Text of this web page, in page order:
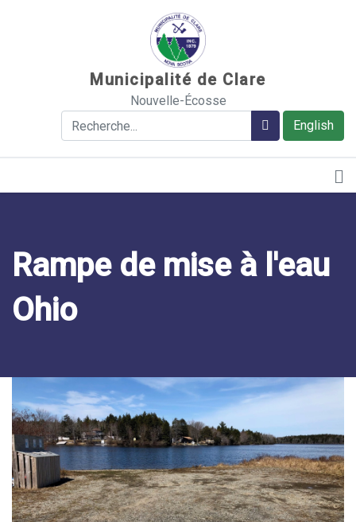
Municipalité de Clare
Nouvelle-Écosse
English
Rechercher Rechercher
Rampe de mise à l'eau
Ohio